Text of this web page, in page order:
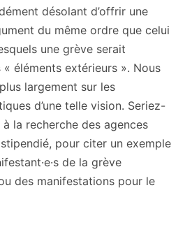
désolant d’offrir une
du même ordre que celui
une grève serait
éléments extérieurs ». Nous
largement sur les
d’une telle vision. Seriez-
la recherche des agences
pour citer un exemple
de la grève
des manifestations pour le